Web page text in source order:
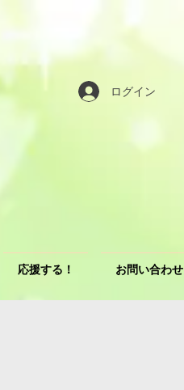
ログイン
応援する！ お問い合わせ